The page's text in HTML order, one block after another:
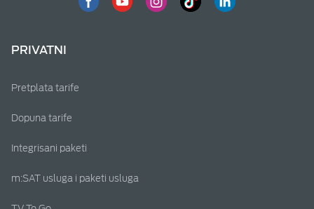
PRIVATNI
Pretplata tarife
Dopuna tarife
Integrisani paketi
m:SAT usluga i paketi usluga